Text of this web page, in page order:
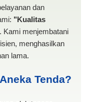
dan
"Kualitas
. Kami menjembatani
menghasilkan
lama.
Tenda?